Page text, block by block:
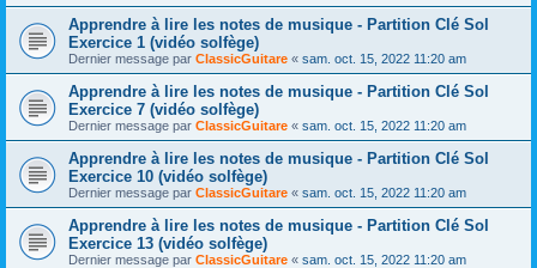
Apprendre à lire les notes de musique - Partition Clé Sol
Exercice 1 (vidéo solfège)
Dernier message par ClassicGuitare « sam. oct. 15, 2022 11:20 am
Apprendre à lire les notes de musique - Partition Clé Sol
Exercice 7 (vidéo solfège)
Dernier message par ClassicGuitare « sam. oct. 15, 2022 11:20 am
Apprendre à lire les notes de musique - Partition Clé Sol
Exercice 10 (vidéo solfège)
Dernier message par ClassicGuitare « sam. oct. 15, 2022 11:20 am
Apprendre à lire les notes de musique - Partition Clé Sol
Exercice 13 (vidéo solfège)
Dernier message par ClassicGuitare « sam. oct. 15, 2022 11:20 am